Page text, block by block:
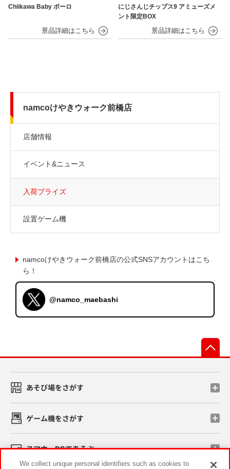
Chiikawa Baby ボーロ
にじさんじチップス9 アミューズメ
ント限定BOX
namcoけやきウォーク前橋店
店舗情報
イベント&ニュース
入荷プライズ
設置ゲーム機
namcoけやきウォーク前橋店の公式SNSアカウントはこち
ら！
@namco_maebashi
あそび場をさがす
ゲーム機をさがす
スマホ・PCであそぶ
We collect unique personal identifiers such as cookies to